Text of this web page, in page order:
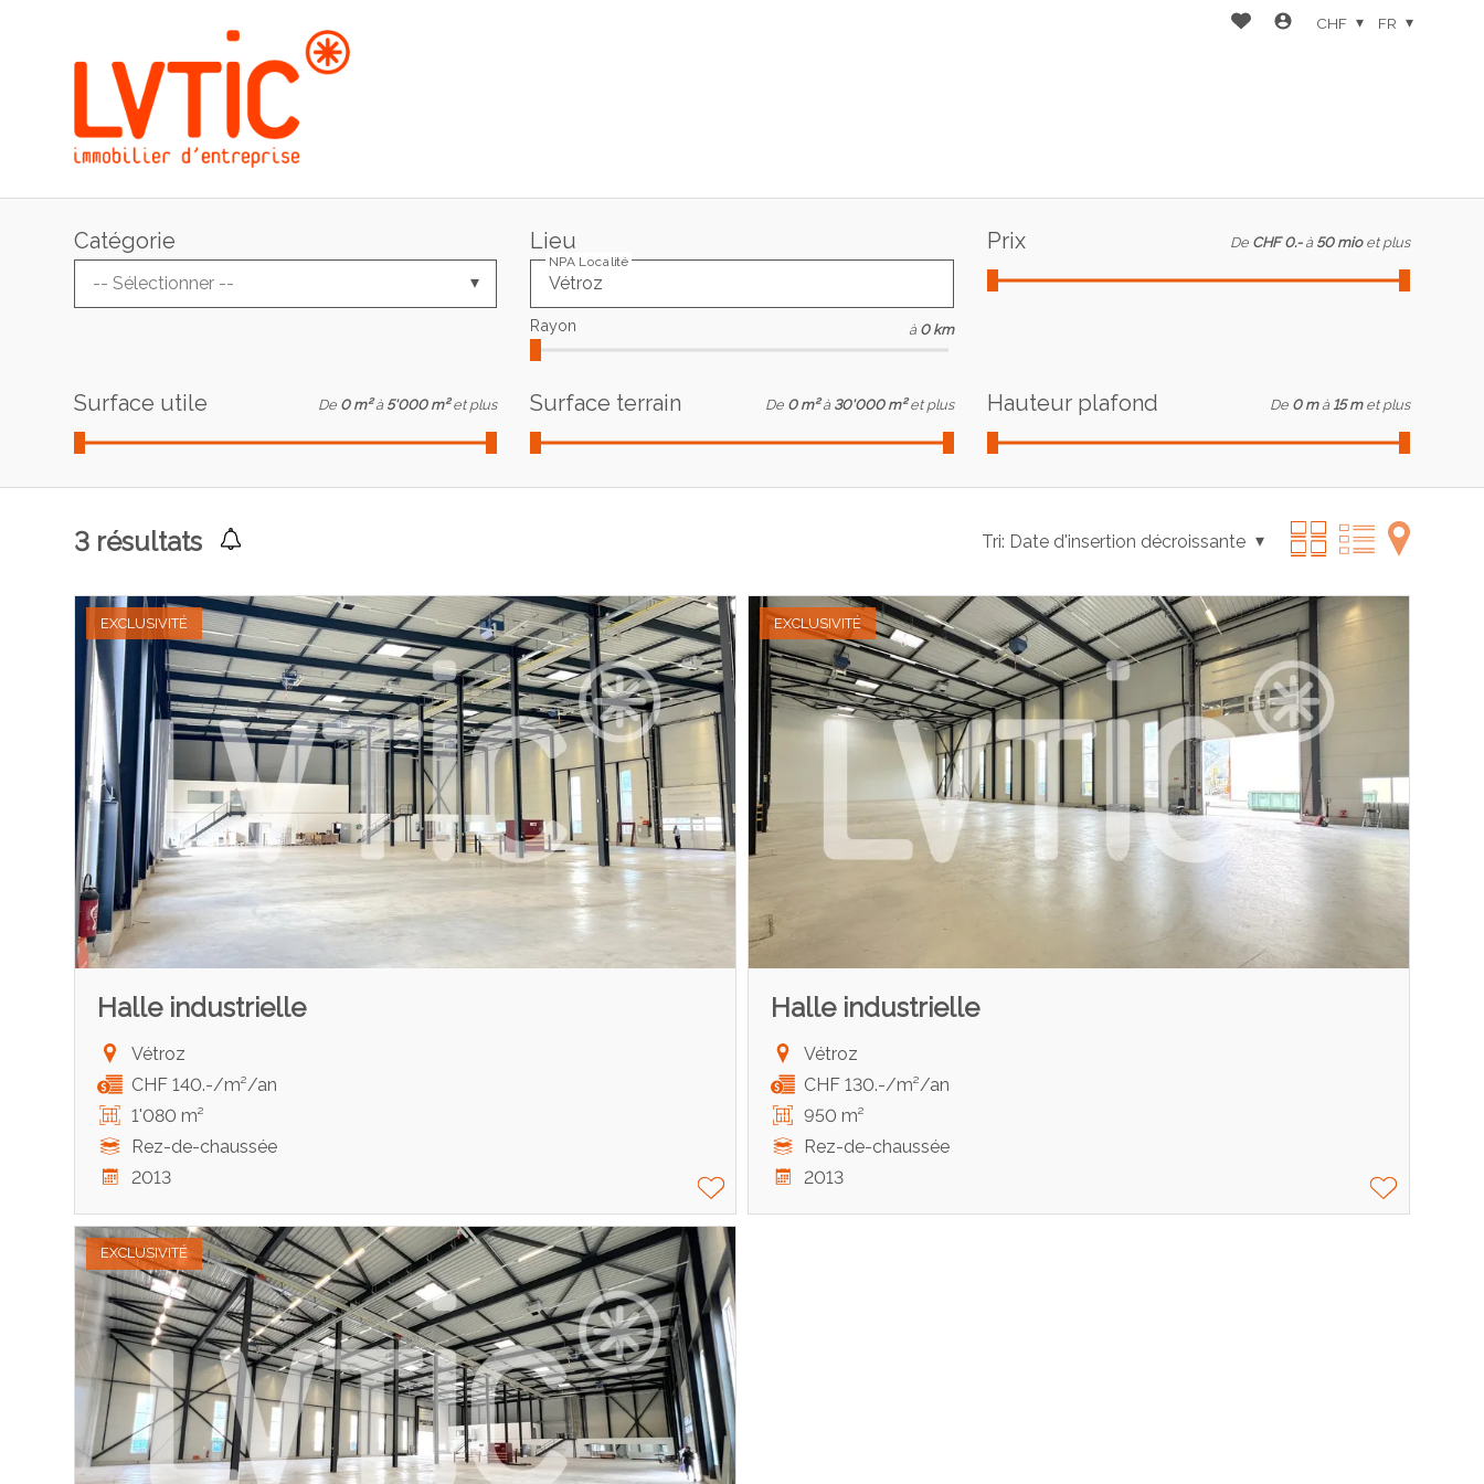
CHF FR
Catégorie
-- Sélectionner --
Lieu
NPA Localité
Rayon à 0 km
Prix De CHF 0.- à 50 mio et plus
Surface utile De 0 m² à 5'000 m² et plus Surface terrain De 0 m² à 30'000 m² et plus Hauteur plafond De 0 m à 15 m et plus
3 résultats Tri: Date d'insertion décroissante
EXCLUSIVITÉ
Halle industrielle
Vétroz
CHF 140.-/m²/an
1'080 m²
Rez-de-chaussée
2013
EXCLUSIVITÉ
Halle industrielle
Vétroz
CHF 130.-/m²/an
950 m²
Rez-de-chaussée
2013
EXCLUSIVITÉ